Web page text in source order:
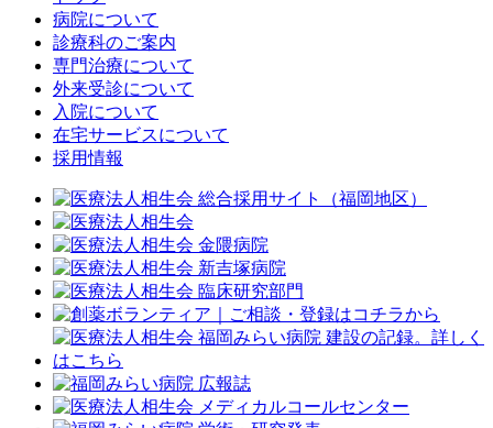
病院について
診療科のご案内
専門治療について
外来受診について
入院について
在宅サービスについて
採用情報